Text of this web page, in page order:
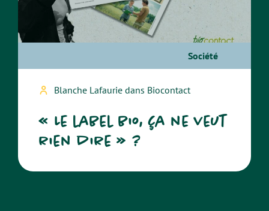
Société
Blanche Lafaurie dans Biocontact
« Le label bio, ça ne veut
rien dire » ?